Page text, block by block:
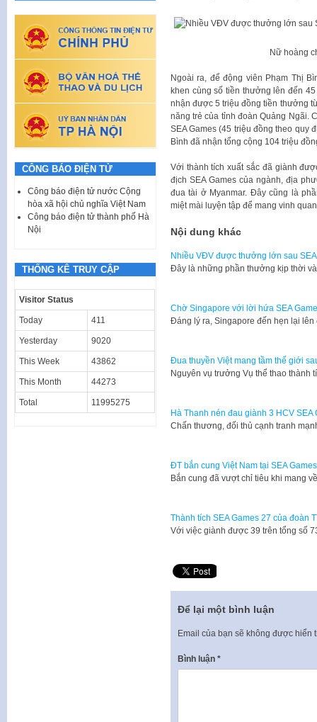
Nữ hoàng
Ngoài ra, để động viên Phạm Thị
khen cùng số tiền thưởng lên đến
nhận được 5 triệu đồng tiền thưởng
năng trẻ của tỉnh đoàn Quảng Ngãi.
SE​​​A Games (45 triệu đồng theo quy
Bình đã nhận tổng cộng 104 triệu
Với thành tích xuất sắc đã giành
địch SEA Games của ngành, địa
đua tài ở Myanmar. Đây cũng là
miệt mài luyện tập để mang vinh
Nội dung khác
Nhiều VĐV được thưởng lớn sau
​Đây là những phần thưởng kịp thời
Chờ Singapore với lời hứa SEA
​Đáng lý ra, Singapore đến hẹn lại
Đua thuyền Việt mang tầm thế giới
​Nguyên vụ trưởng Vụ thể thao
Hà Thanh nén đau giành 3 HCV SEA
​Chấn thương, đối thủ cạnh tranh
ĐT bắn cung Việt Nam tại SEA
​Bắn cung đã vượt chỉ tiêu khi mang
Thành tích SEA Games 27 của đoàn
​Với việc giành được 39 trên tổng số
Để lại một bình luận
Email của bạn sẽ không được hiển
Bình luận *
CÔNG BÁO ĐIỆN TỬ
Công báo điện tử nước Cộng
hòa xã hội chủ nghĩa Việt Nam
Công báo điện tử thành phố Hà
Nội
THỐNG KÊ TRUY CẬP
Visitor Status
Today 411
Yesterday 9020
This Week 43862
This Month 44273
Total 11995275